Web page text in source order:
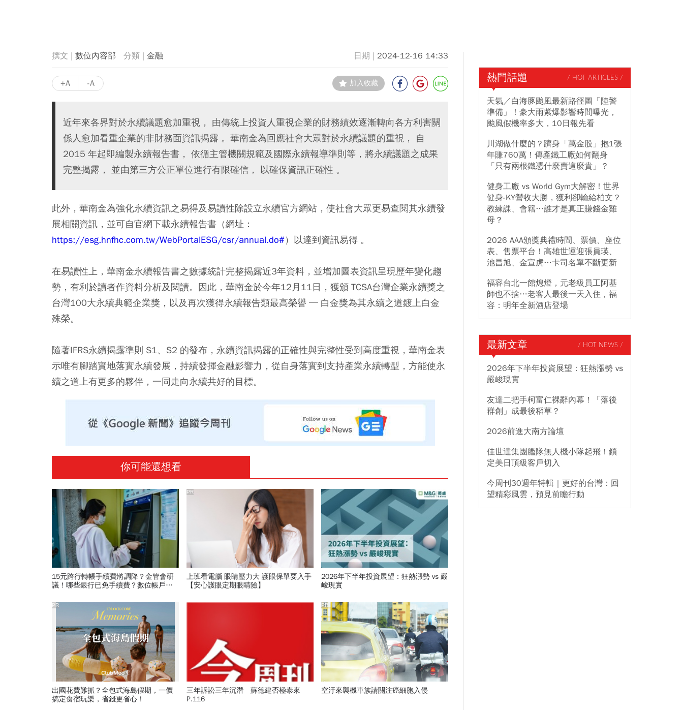
數位內容部 金融 2024-12-16 14:33
+A -A 加入收藏
近年來各界對於永續議題愈加重視， 由傳統上投資人重視企業的財務績效逐漸轉向各方利害關
係人愈加看重企業的非財務面資訊揭露 。華南金為回應社會大眾對於永續議題的重視， 自
2015 年起即編製永續報告書， 依循主管機關規範及國際永續報導準則等，將永續議題之成果
完整揭露， 並由第三方公正單位進行有限確信， 以確保資訊正確性 。
此外，華南金為強化永續資訊之易得及易讀性除設立永續官方網站，使社會大眾更易查閱其永續發
展相關資訊，並可自官網下載永續報告書（網址：
https://esg.hnfhc.com.tw/WebPortalESG/csr/annual.do#）以達到資訊易得 。
在易讀性上，華南金永續報告書之數據統計完整揭露近3年資料，並增加圖表資訊呈現歷年變化趨
勢，有利於讀者作資料分析及閱讀。因此，華南金於今年12月11日，獲頒 TCSA台灣企業永續獎之
台灣100大永續典範企業獎，以及再次獲得永續報告類最高榮譽 ─ 白金獎為其永續之道鍍上白金
殊榮。
隨著IFRS永續揭露準則 S1、S2 的發布，永續資訊揭露的正確性與完整性受到高度重視，華南金表
示唯有腳踏實地落實永續發展，持續發揮金融影響力，從自身落實到支持產業永續轉型，方能使永
續之道上有更多的夥伴，一同走向永續共好的目標。
你可能還想看
15元跨行轉帳手續費將調降？金管會研
議！哪些銀行已免手續費？數位帳戶、
上班看電腦 眼睛壓力大 護眼保單要入手
【安心護眼定期眼睛險】
PR
2026年下半年投資展望：狂熱漲勢 vs 嚴
峻現實
出國花費難抓？全包式海島假期，一價
搞定食宿玩樂，省錢更省心！
PR
三年訴訟三年沉潛 蘇德建否極泰來
P.116
空汙來襲機車族請關注癌細胞入侵
PR
熱門話題 / HOT ARTICLES /
天氣／白海豚颱風最新路徑圖「陸警
準備」！豪大雨紫爆影響時間曝光，
颱風假機率多大，10日報先看
川湖做什麼的？躋身「萬金股」抱1張
年賺760萬！傳產鐵工廠如何翻身
「只有兩根鐵憑什麼賣這麼貴」？
健身工廠 vs World Gym大解密！世界
健身-KY營收大勝，獲利卻輸給柏文？
教練課、會籍…誰才是真正賺錢金雞
母？
2026 AAA頒獎典禮時間、票價、座位
表、售票平台！高雄世運迎張員瑛、
池昌旭、金宣虎…卡司名單不斷更新
福容台北一館熄燈，元老級員工阿基
師也不捨…老客人最後一天入住，福
容：明年全新酒店登場
最新文章 / HOT NEWS /
2026年下半年投資展望：狂熱漲勢 vs
嚴峻現實
友達二把手柯富仁裸辭內幕！「落後
群創」成最後稻草？
2026前進大南方論壇
佳世達集團艦隊無人機小隊起飛！鎖
定美日頂級客戶切入
今周刊30週年特輯｜更好的台灣：回
望精彩風雲，預見前瞻行動